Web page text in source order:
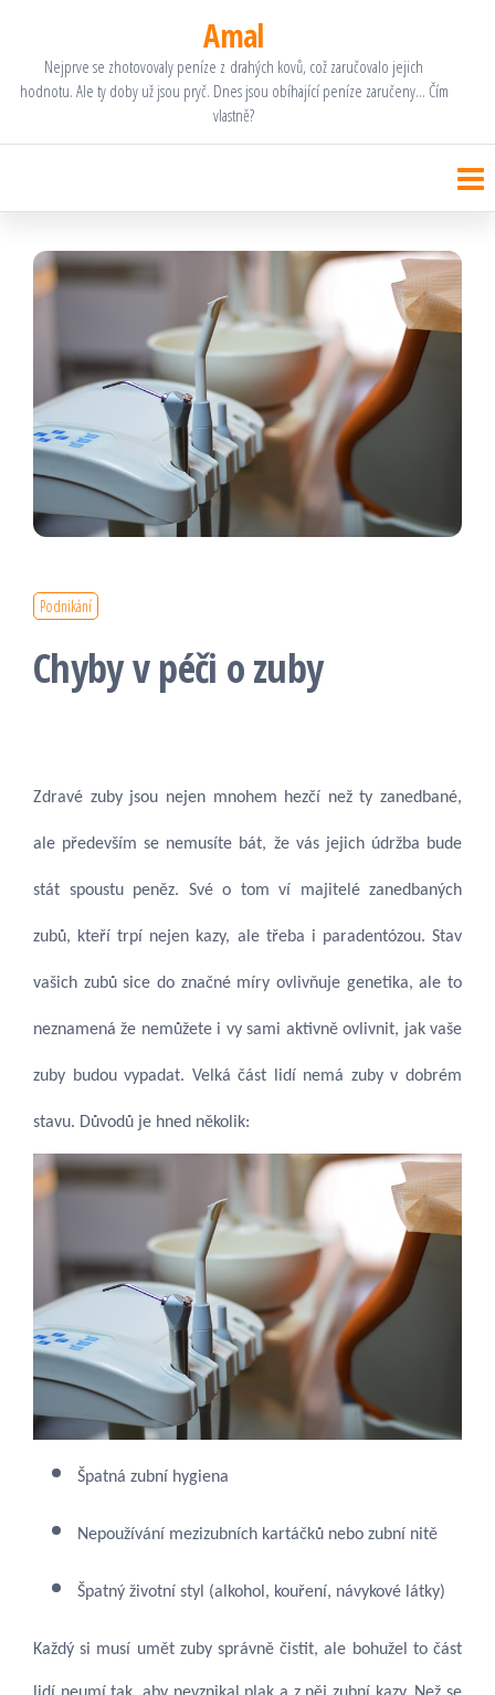
obsah
Amal
Nejprve se zhotovovaly peníze z drahých kovů, což zaručovalo jejich
hodnotu. Ale ty doby už jsou pryč. Dnes jsou obíhající peníze zaručeny… Čím
vlastně?
Podnikání
Chyby v péči o zuby
Zdravé zuby jsou nejen mnohem hezčí než ty zanedbané,
ale především se nemusíte bát, že vás jejich údržba bude
stát spoustu peněz. Své o tom ví majitelé zanedbaných
zubů, kteří trpí nejen kazy, ale třeba i paradentózou. Stav
vašich zubů sice do značné míry ovlivňuje genetika, ale to
neznamená že nemůžete i vy sami aktivně ovlivnit, jak vaše
zuby budou vypadat. Velká část lidí nemá zuby v dobrém
stavu. Důvodů je hned několik:
Špatná zubní hygiena
Nepoužívání mezizubních kartáčků nebo zubní nitě
Špatný životní styl (alkohol, kouření, návykové látky)
Každý si musí umět zuby správně čistit, ale bohužel to část